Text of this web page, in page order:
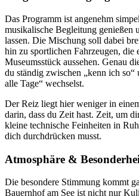
Das Programm ist angenehm
musikalische Begleitung genießen
lassen. Die Mischung soll dabei
hin zu sportlichen Fahrzeugen, die
Museumsstück aussehen. Genau
du ständig zwischen „kenn ich so“
alle Tage“ wechselst.
Der Reiz liegt hier weniger in
darin, dass du Zeit hast. Zeit, um
kleine technische Feinheiten in
dich durchdrücken musst.
Atmosphäre &
Die besondere Stimmung kommt
Bauernhof am See ist nicht nur